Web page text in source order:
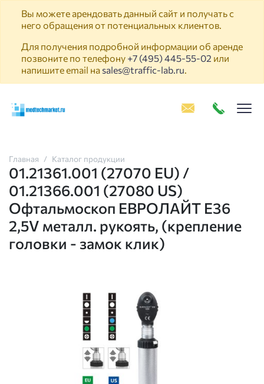
Вы можете арендовать данный сайт и получать с
него обращения от потенциальных клиентов.
Для получения подробной информации об аренде
позвоните по телефону +7 (495) 445-55-02 или
напишите email на sales@traffic-lab.ru.
Главная Каталог продукции
01.21361.001 (27070 EU) /
01.21366.001 (27080 US)
Офтальмоскоп ЕВРОЛАЙТ E36
2,5V металл. рукоять, (крепление
головки - замок клик)